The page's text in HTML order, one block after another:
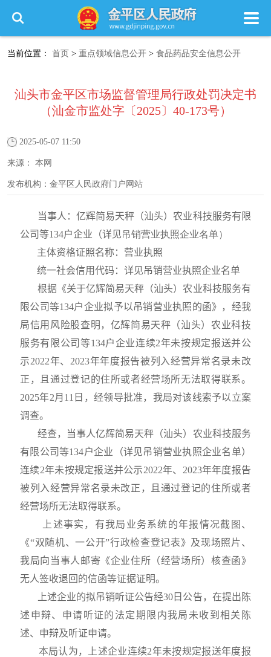
当前位置： 首页 > 重点领域信息公开 > 食品药品安全信息公开
汕头市金平区市场监督管理局行政处罚决定书
（汕金市监处字〔2025〕40-173号）
2025-05-07 11:50
来源： 本网
发布机构： 金平区人民政府门户网站
当事人：亿辉简易天秤（汕头）农业科技服务有限
公司等134户企业（详见吊销营业执照企业名单）
主体资格证照名称：营业执照
统一社会信用代码：详见吊销营业执照企业名单
根据《关于亿辉简易天秤（汕头）农业科技服务有
限公司等134户企业拟予以吊销营业执照的函》，经我
局信用风险股查明，亿辉简易天秤（汕头）农业科技
服务有限公司等134户企业连续2年未按规定报送并公
示2022年、 2023年年度报告被列入经营异常名录未改
正，且通过登记的住所或者经营场所无法取得联系。
2025年2月 11 日，经领导批准，我局对该线索予以立案
调查。
经查，当事人亿辉简易天秤（汕头）农业科技服务
有限公司等134户企业（详见吊销营业执照企业名单）
连续2年未按规定报送并公示2022年、 2023年年度报告
被列入经营异常名录未改正，且通过登记的住所或者
经营场所无法取得联系。
上述事实，有我局业务系统的年报情况截图、
《“双随机、一公开”行政检查登记表》及现场照片、
我局向当事人邮寄《企业住所（经营场所）核查函》
无人签收退回的信函等证据证明。
上述企业的拟吊销听证公告经30 日公告，在提出陈
述申辩、申请听证的法定期限内我局未收到相关陈
述、申辩及听证申请。
本局认为，上述企业连续2年未按规定报送年度报